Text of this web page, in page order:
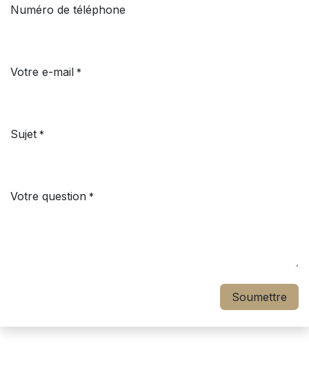
Numéro de téléphone
Votre e-mail *
Sujet *
Votre question *
Soumettre